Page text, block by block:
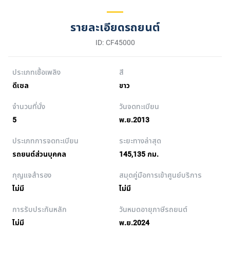
รายละเอียดรถยนต์
ID: CF45000
ประเภทเชื้อเพลิง
ดีเซล
สี
ขาว
จำนวนที่นั่ง
5
วันจดทะเบียน
พ.ย.2013
ประเภทการจดทะเบียน
รถยนต์ส่วนบุคคล
ระยะทางล่าสุด
145,135 กม.
กุญแจสำรอง
ไม่มี
สมุดคู่มือการเข้าศูนย์บริการ
ไม่มี
การรับประกันหลัก
ไม่มี
วันหมดอายุภาษีรถยนต์
พ.ย.2024